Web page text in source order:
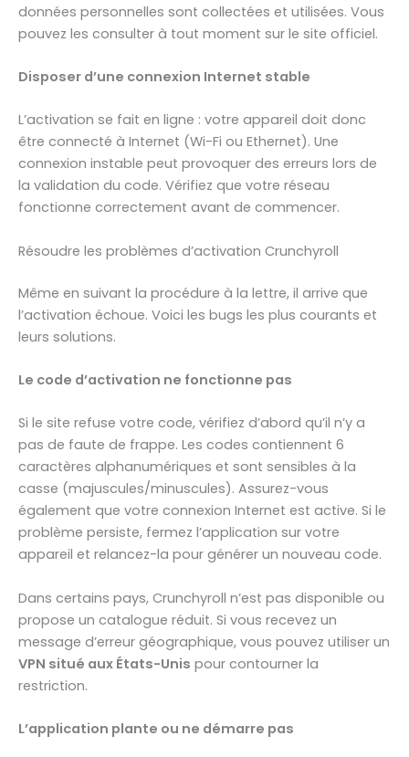
données personnelles sont collectées et utilisées. Vous
pouvez les consulter à tout moment sur le site officiel.
Disposer d’une connexion Internet stable
L’activation se fait en ligne : votre appareil doit donc
être connecté à Internet (Wi-Fi ou Ethernet). Une
connexion instable peut provoquer des erreurs lors de
la validation du code. Vérifiez que votre réseau
fonctionne correctement avant de commencer.
Résoudre les problèmes d’activation Crunchyroll
Même en suivant la procédure à la lettre, il arrive que
l’activation échoue. Voici les bugs les plus courants et
leurs solutions.
Le code d’activation ne fonctionne pas
Si le site refuse votre code, vérifiez d’abord qu’il n’y a
pas de faute de frappe. Les codes contiennent 6
caractères alphanumériques et sont sensibles à la
casse (majuscules/minuscules). Assurez-vous
également que votre connexion Internet est active. Si le
problème persiste, fermez l’application sur votre
appareil et relancez-la pour générer un nouveau code.
Dans certains pays, Crunchyroll n’est pas disponible ou
propose un catalogue réduit. Si vous recevez un
message d’erreur géographique, vous pouvez utiliser un
VPN situé aux États-Unis pour contourner la
restriction.
L’application plante ou ne démarre pas